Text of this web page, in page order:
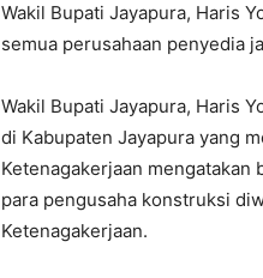
Wakil Bupati Jayapura, Haris
semua perusahaan penyedia
Wakil Bupati Jayapura, Haris
di Kabupaten Jayapura yang
Ketenagakerjaan
para pengusaha konstruksi
Ketenagakerjaan.